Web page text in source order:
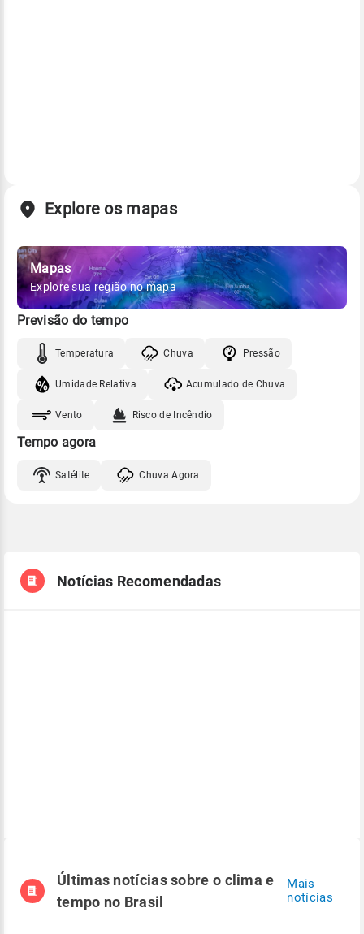
Explore os mapas
Mapas
Explore sua região no mapa
Previsão do tempo
Temperatura Chuva Pressão
Umidade Relativa Acumulado de Chuva
Vento Risco de Incêndio
Tempo agora
Satélite Chuva Agora
Notícias Recomendadas
Últimas notícias sobre o clima e
tempo no Brasil
Mais
notícias